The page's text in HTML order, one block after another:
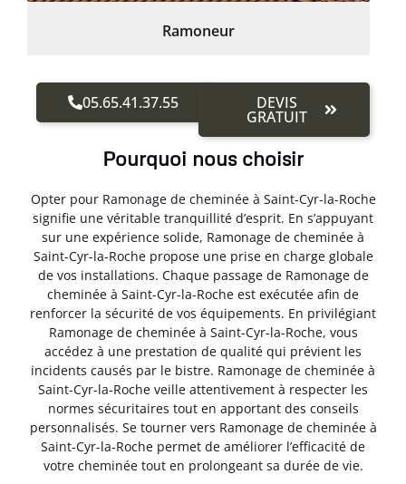
Ramoneur
05.65.41.37.55 DEVIS
GRATUIT
Pourquoi nous choisir
Opter pour Ramonage de cheminée à Saint-Cyr-la-Roche
signifie une véritable tranquillité d’esprit. En s’appuyant
sur une expérience solide, Ramonage de cheminée à
Saint-Cyr-la-Roche propose une prise en charge globale
de vos installations. Chaque passage de Ramonage de
cheminée à Saint-Cyr-la-Roche est exécutée afin de
renforcer la sécurité de vos équipements. En privilégiant
Ramonage de cheminée à Saint-Cyr-la-Roche, vous
accédez à une prestation de qualité qui prévient les
incidents causés par le bistre. Ramonage de cheminée à
Saint-Cyr-la-Roche veille attentivement à respecter les
normes sécuritaires tout en apportant des conseils
personnalisés. Se tourner vers Ramonage de cheminée à
Saint-Cyr-la-Roche permet de améliorer l’efficacité de
votre cheminée tout en prolongeant sa durée de vie.